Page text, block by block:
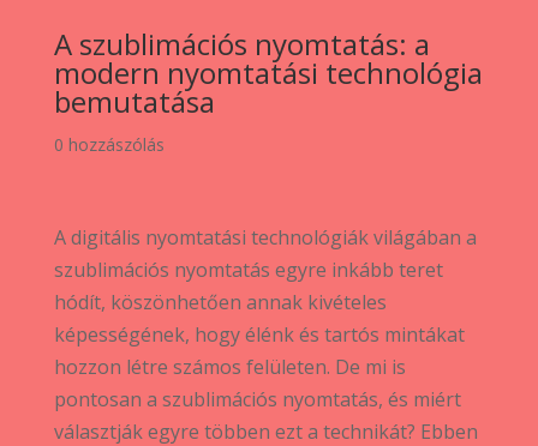
A szublimációs nyomtatás: a
modern nyomtatási technológia
bemutatása
0 hozzászólás
A digitális nyomtatási technológiák világában a
szublimációs nyomtatás egyre inkább teret
hódít, köszönhetően annak kivételes
képességének, hogy élénk és tartós mintákat
hozzon létre számos felületen. De mi is
pontosan a szublimációs nyomtatás, és miért
választják egyre többen ezt a technikát? Ebben